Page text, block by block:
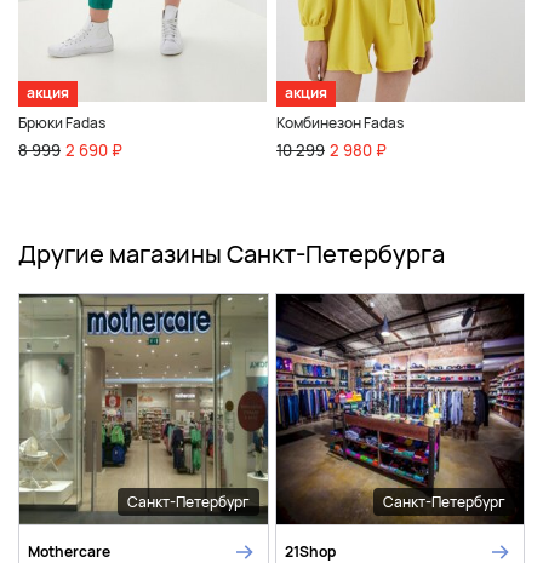
акция
Брюки Fadas
8 999 2 690 ₽
акция
Комбинезон Fadas
10 299 2 980 ₽
Другие магазины Санкт-Петербурга
Санкт-Петербург
Mothercare
Санкт-Петербург
21Shop